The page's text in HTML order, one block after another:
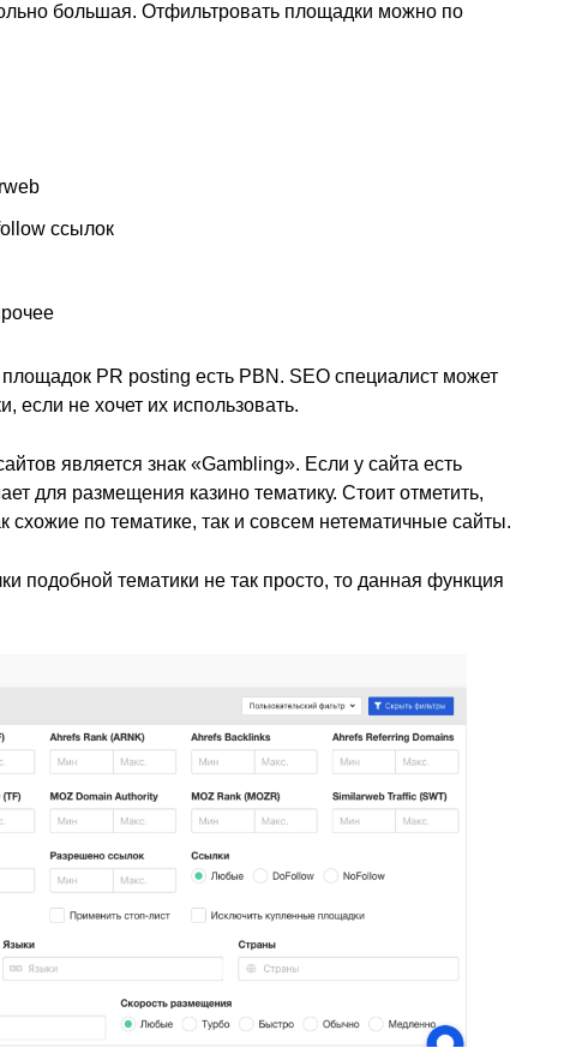
большая. Отфильтровать площадки можно по
ссылок
площадок PR posting есть PBN. SEO специалист может
если не хочет их использовать.
является знак «Gambling». Если у сайта есть
для размещения казино тематику. Стоит отметить,
схожие по тематике, так и совсем нетематичные сайты.
подобной тематики не так просто, то данная функция